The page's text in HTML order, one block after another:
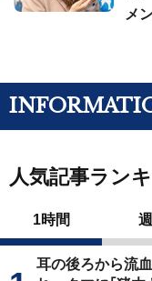
メ
人気記事ラン
1時間
耳の後ろから流